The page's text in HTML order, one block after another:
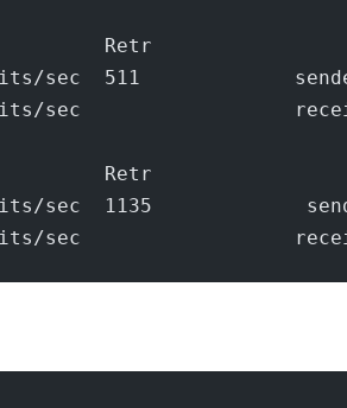
Retr
sec  511
sec
Retr
sec  1135
sec